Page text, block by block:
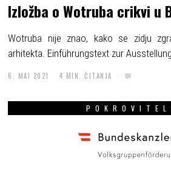
Izložba o Wotruba crikvi u
Wotruba nije znao, kako se zidju
arhitekta. Einführungstext zur
6. MAI 2021 4 MIN. ČITANJA